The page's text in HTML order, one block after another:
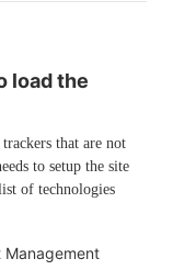
load the
that are not
to setup the site
of technologies
Management